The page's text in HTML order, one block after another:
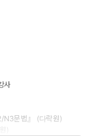
또
사
N3문법』 (다락원)
)